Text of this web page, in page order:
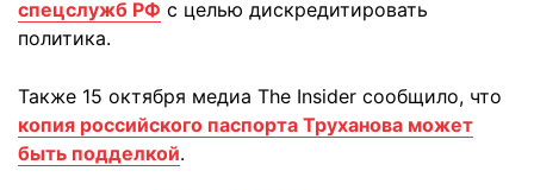
спецслужб РФ с целью дискредитировать
политика.
Также 15 октября медиа The Insider сообщило, что
копия российского паспорта Труханова может
быть подделкой.